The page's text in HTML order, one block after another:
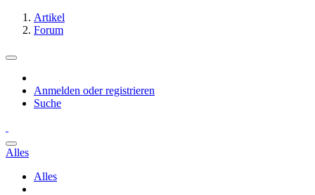
Artikel
Forum
Anmelden oder registrieren
Suche
Alles
Alles